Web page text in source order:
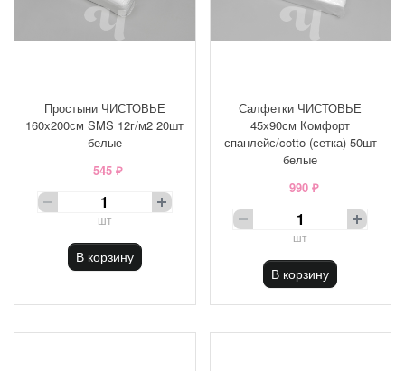
Простыни ЧИСТОВЬЕ
160x200см SMS 12г/м2 20шт
белые
545 ₽
шт
В корзину
Салфетки ЧИСТОВЬЕ
45х90см Комфорт
спанлейс/cotto (сетка) 50шт
белые
990 ₽
шт
В корзину